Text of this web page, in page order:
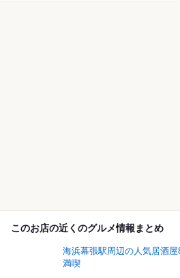
このお店の近くのグルメ情報まとめ
海浜幕張駅周辺の人気居酒
満喫